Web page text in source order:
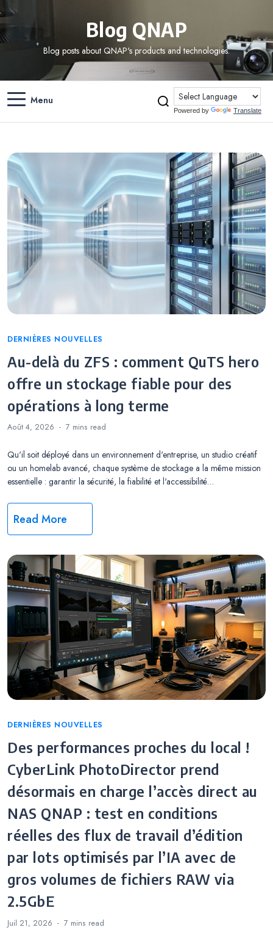
Blog QNAP
Blog posts about QNAP's products and technologies.
Menu
Powered by Translate
Categories
DERNIÈRES NOUVELLES
Au-delà du ZFS : comment QuTS hero
offre un stockage fiable pour des
opérations à long terme
Août 4, 2026 7 mins read
Qu'il soit déployé dans un environnement d'entreprise, un studio créatif
ou un homelab avancé, chaque système de stockage a la même mission
essentielle : garantir la sécurité, la fiabilité et l'accessibilité…
Read More
Categories
DERNIÈRES NOUVELLES
Des performances proches du local !
CyberLink PhotoDirector prend
désormais en charge l’accès direct au
NAS QNAP : test en conditions
réelles des flux de travail d’édition
par lots optimisés par l’IA avec de
gros volumes de fichiers RAW via
2.5GbE
Juil 21, 2026 7 mins read